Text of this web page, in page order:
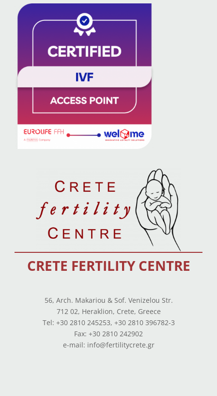
CRETE FERTILITY CENTRE
56, Arch. Makariou & Sof. Venizelou Str.
712 02, Heraklion, Crete, Greece
Tel: +30 2810 245253, +30 2810 396782-3
Fax: +30 2810 242902
e-mail: info@fertilitycrete.gr